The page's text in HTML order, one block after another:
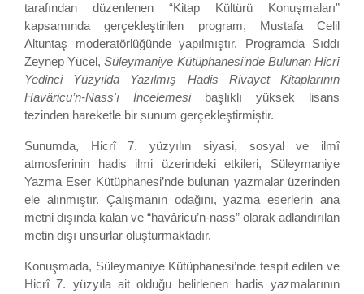
tarafından düzenlenen “Kitap Kültürü Konuşmaları”
kapsamında gerçekleştirilen program, Mustafa Celil
Altuntaş moderatörlüğünde yapılmıştır. Programda Sıddı
Zeynep Yücel,Süleymaniye Kütüphanesi’nde Bulunan Hicrî
Yedinci Yüzyılda Yazılmış Hadis Rivayet Kitaplarının
Havâricu’n-Nass'ı İncelemesibaşlıklı yüksek lisans
tezinden hareketle bir sunum gerçekleştirmiştir.
Sunumda, Hicrî 7. yüzyılın siyasi, sosyal ve ilmî
atmosferinin hadis ilmi üzerindeki etkileri, Süleymaniye
Yazma Eser Kütüphanesi’nde bulunan yazmalar üzerinden
ele alınmıştır. Çalışmanın odağını, yazma eserlerin ana
metni dışında kalan ve “havâricu’n-nass” olarak adlandırılan
metin dışı unsurlar oluşturmaktadır.
Konuşmada, Süleymaniye Kütüphanesi’nde tespit edilen ve
Hicrî 7. yüzyıla ait olduğu belirlenen hadis yazmalarının